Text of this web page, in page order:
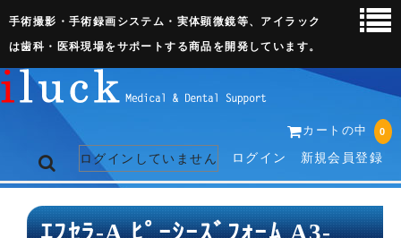
手術撮影・手術録画システム・実体顕微鏡等、アイラック
は歯科・医科現場をサポートする商品を開発しています。
カートの中 0
ログインしていません ログイン 新規会員登録
トップページ